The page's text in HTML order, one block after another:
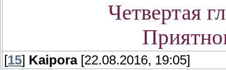
Четвертая
[15] Kaipora[22.08.2016, 19:05]